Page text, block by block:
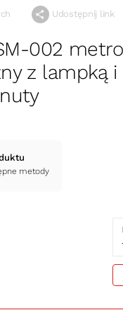
Udostępnij link
002
z lampką
metody